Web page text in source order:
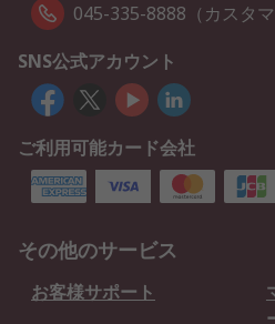
045-335-8888（カスタマ
SNS公式アカウント
ご利用可能カード会社
その他のサービス
お客様サポート